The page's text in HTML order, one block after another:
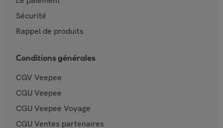
Sécurité
Rappel de produits
Conditions générales
CGV Veepee
CGU Veepee
CGU Veepee Voyage
CGU Ventes partenaires